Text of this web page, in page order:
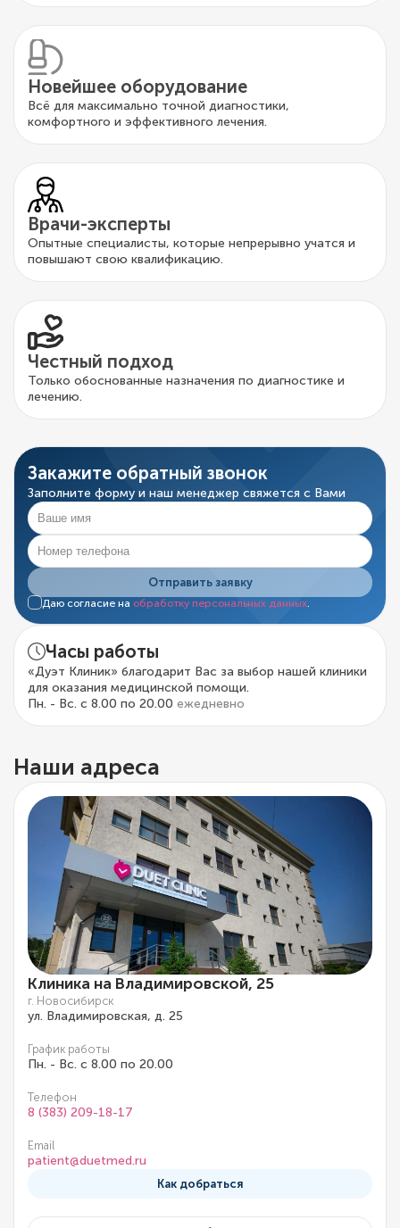
Новейшее оборудование
Всё для максимально точной диагностики,
комфортного и эффективного лечения.
Врачи-эксперты
Опытные специалисты, которые непрерывно учатся и
повышают свою квалификацию.
Честный подход
Только обоснованные назначения по диагностике и
лечению.
Закажите обратный звонок
Заполните форму и наш менеджер свяжется с Вами
Отправить заявку
Даю согласие на обработку персональных данных
Часы работы
«Дуэт Клиник» благодарит Вас за выбор нашей клиники
для оказания медицинской помощи.
Пн. - Вс. с 8.00 по 20.00 ежедневно
Наши адреса
Клиника на Владимировской, 25
г. Новосибирск
ул. Владимировская, д. 25
График работы
Пн. - Вс. с 8.00 по 20.00
Телефон
8 (383) 209-18-17
Email
patient@duetmed.ru
Как добраться